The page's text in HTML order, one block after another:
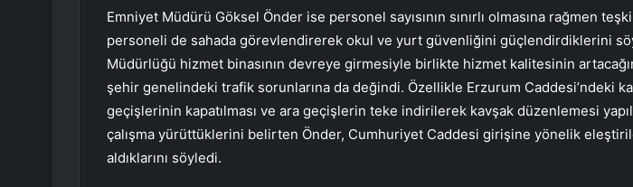
Emniyet Müdürü Göksel Önder ise personel sayısının sınırlı olmasına rağmen
personeli de sahada görevlendirerek okul ve yurt güvenliğini güçlendirdiklerini
Müdürlüğü hizmet binasının devreye girmesiyle birlikte hizmet kalitesinin
şehir genelindeki trafik sorunlarına da değindi. Özellikle Erzurum Caddesi’ndeki
geçişlerinin kapatılması ve ara geçişlerin teke indirilerek kavşak düzenlemesi
çalışma yürüttüklerini belirten Önder, Cumhuriyet Caddesi girişine yönelik
aldıklarını söyledi.